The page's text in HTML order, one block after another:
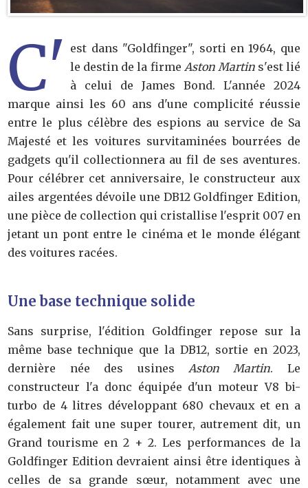
C'
est dans "Goldfinger", sorti en 1964, que
le destin de la firme Aston Martins'est lié
à celui de James Bond. L'année 2024
marque ainsi les 60 ans d'une complicité réussie
entre le plus célèbre des espions au service de Sa
Majesté et les voitures survitaminées bourrées de
gadgets qu'il collectionnera au fil de ses aventures.
Pour célébrer cet anniversaire, le constructeur aux
ailes argentées dévoile une DB12 Goldfinger Edition,
une pièce de collection qui cristallise l'esprit 007 en
jetant un pont entre le cinéma et le monde élégant
des voitures racées.
Une base technique solide
Sans surprise, l'édition Goldfinger repose sur la
même base technique que la DB12, sortie en 2023,
dernière née des usines Aston Martin. Le
constructeur l'a donc équipée d'un moteur V8 bi-
turbo de 4 litres développant 680 chevaux et en a
également fait une super tourer, autrement dit, un
Grand tourisme en 2 + 2. Les performances de la
Goldfinger Edition devraient ainsi être identiques à
celles de sa grande sœur, notamment avec une